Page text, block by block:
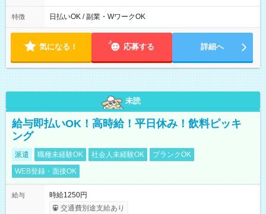
す。 必ず、2名以上での勤務を行いますので、安心して働けま
す。
特徴 日払いOK / 副業・WワークOK
気になる！ 応募する 詳細へ
未読
給与即払いOK！高時給！平日休み！飲料ピッキ
ング
派遣 職種未経験OK 社会人未経験OK
ブランクOK
WEB登録・面接OK
給与
時給1250円
交通費別途支給あり